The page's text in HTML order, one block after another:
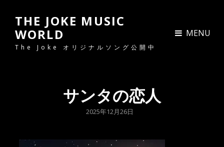
THE JOKE MUSIC
WORLD
The Joke オリジナルソング公開中
MENU
サンタの恋人
POSTED
2025年12月26日